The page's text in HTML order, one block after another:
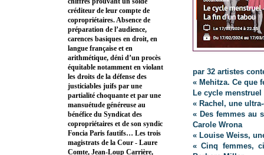
par 32 artistes
« Mehitza. Ce que
Le cycle menstruel
« Rachel, une
« Des femmes au
Carole Wrona
« Louise Weiss,
« Cinq femmes,
créditeur de leur compte de
copropriétaires. Absence de
préparation de l’audience,
carences basiques en droit, en
langue française et en
arithmétique, déni d’un procès
équitable notamment en violant
les droits de la défense des
justiciables juifs par une
partialité choquante et par une
mansuétude généreuse au
bénéfice du Syndicat des
copropriétaires et de son syndic
Foncia Paris fautifs… Les trois
magistrats de la Cour - Laure
Comte, Jean-Loup Carrière,